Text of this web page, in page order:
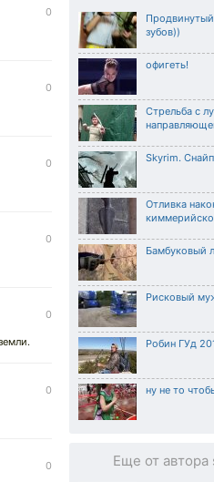
зубов))
офигеть!
Стрельба с
Skyrim.
Отливка
Бамбуковый
Рисковый
Робин ГУд
ну не то
Еще от автора
0
0
0
0
0
0
0